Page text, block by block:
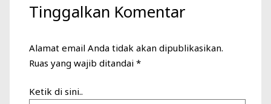
Tinggalkan Komentar
Alamat email Anda tidak akan dipublikasikan.
Ruas yang wajib ditandai*
Ketik di sini..